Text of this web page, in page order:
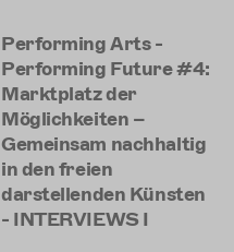
Zustimmen
Performing Arts -
Performing Future #4:
Marktplatz der
Möglichkeiten –
Gemeinsam nachhaltig
in den freien
darstellenden Künsten
- INTERVIEWS I